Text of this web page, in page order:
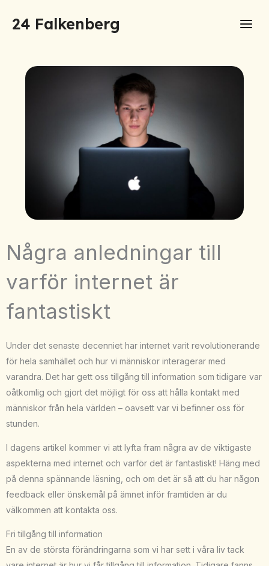
24 Falkenberg
Några anledningar till
varför internet är
fantastiskt
Under det senaste decenniet har internet varit revolutionerande
för hela samhället och hur vi människor interagerar med
varandra. Det har gett oss tillgång till information som tidigare var
oåtkomlig och gjort det möjligt för oss att hålla kontakt med
människor från hela världen – oavsett var vi befinner oss för
stunden.
I dagens artikel kommer vi att lyfta fram några av de viktigaste
aspekterna med internet och varför det är fantastiskt! Häng med
på denna spännande läsning, och om det är så att du har någon
feedback eller önskemål på ämnet inför framtiden är du
välkommen att kontakta oss.
Fri tillgång till information
En av de största förändringarna som vi har sett i våra liv tack